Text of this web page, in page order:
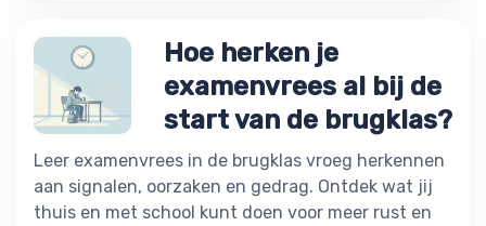
Hoe herken je
examenvrees al bij de
start van de brugklas?
Leer examenvrees in de brugklas vroeg herkennen
aan signalen, oorzaken en gedrag. Ontdek wat jij
thuis en met school kunt doen voor meer rust en